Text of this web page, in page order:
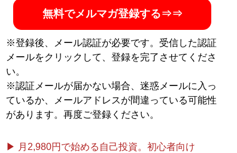
無料でメルマガ登録する⇒⇒
※登録後、メール認証が必要です。受信した認証
メールをクリックして、登録を完了させてくださ
い。
※認証メールが届かない場合、迷惑メールに入っ
ているか、メールアドレスが間違っている可能性
があります。再度ご登録ください。
▶ 月2,980円で始める自己投資。初心者向け